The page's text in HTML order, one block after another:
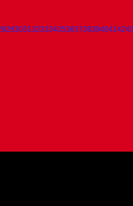
293031323334353637383940414243